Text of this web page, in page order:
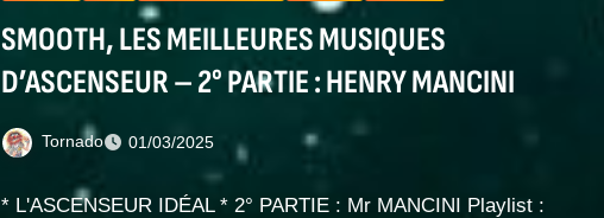
SMOOTH, LES MEILLEURES MUSIQUES
D’ASCENSEUR – 2° PARTIE : HENRY MANCINI
Tornado 01/03/2025
* L'ASCENSEUR IDÉAL * 2° PARTIE : Mr MANCINI Playlist :